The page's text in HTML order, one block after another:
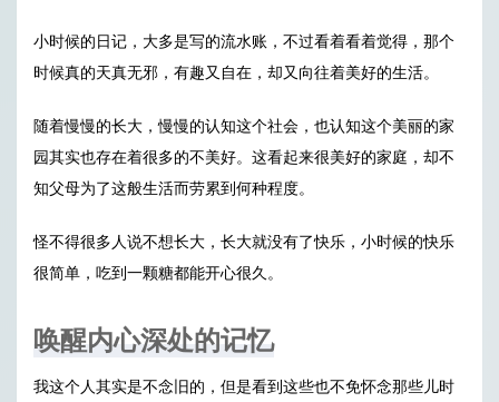
小时候的日记，大多是写的流水账，不过看着看着觉得，那个
时候真的天真无邪，有趣又自在，却又向往着美好的生活。
随着慢慢的长大，慢慢的认知这个社会，也认知这个美丽的家
园其实也存在着很多的不美好。这看起来很美好的家庭，却不
知父母为了这般生活而劳累到何种程度。
怪不得很多人说不想长大，长大就没有了快乐，小时候的快乐
很简单，吃到一颗糖都能开心很久。
唤醒内心深处的记忆
我这个人其实是不念旧的，但是看到这些也不免怀念那些儿时